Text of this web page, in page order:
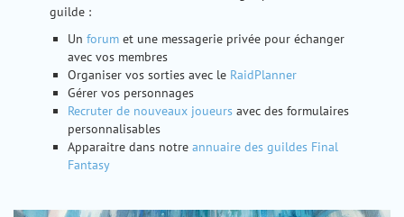
guilde :
Un forum et une messagerie privée pour échanger
avec vos membres
Organiser vos sorties avec le RaidPlanner
Gérer vos personnages
Recruter de nouveaux joueurs avec des formulaires
personnalisables
Apparaitre dans notre annuaire des guildes Final
Fantasy